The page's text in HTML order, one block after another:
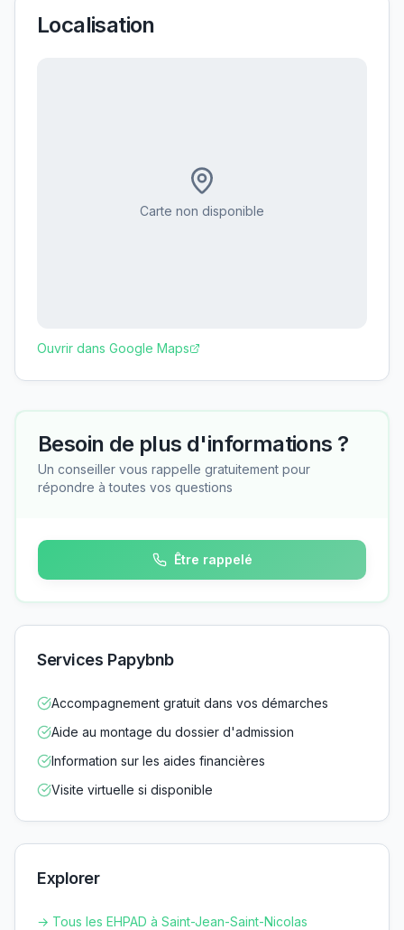
Localisation
Carte non disponible
Ouvrir dans Google Maps
Besoin de plus d'informations ?
Un conseiller vous rappelle gratuitement pour
répondre à toutes vos questions
Être rappelé
Services Papybnb
Accompagnement gratuit dans vos démarches
Aide au montage du dossier d'admission
Information sur les aides financières
Visite virtuelle si disponible
Explorer
→ Tous les EHPAD à Saint-Jean-Saint-Nicolas